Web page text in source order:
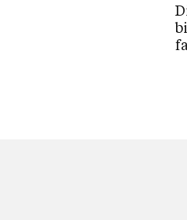
Tod, Beerdigung & Trauer